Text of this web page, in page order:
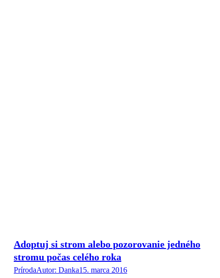
Adoptuj si strom alebo pozorovanie jedného
stromu počas celého roka
PrírodaAutor: Danka15. marca 2016